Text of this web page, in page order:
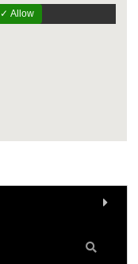
✓ Allow